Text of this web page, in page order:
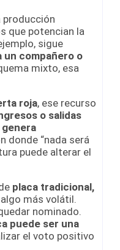
producción
que potencian la
sigue
un compañero o
mixto, esa
roja, ese recurso
o salidas
donde “nada será
puede alterar el
placa tradicional,
más volátil.
nominado.
puede ser una
el voto positivo